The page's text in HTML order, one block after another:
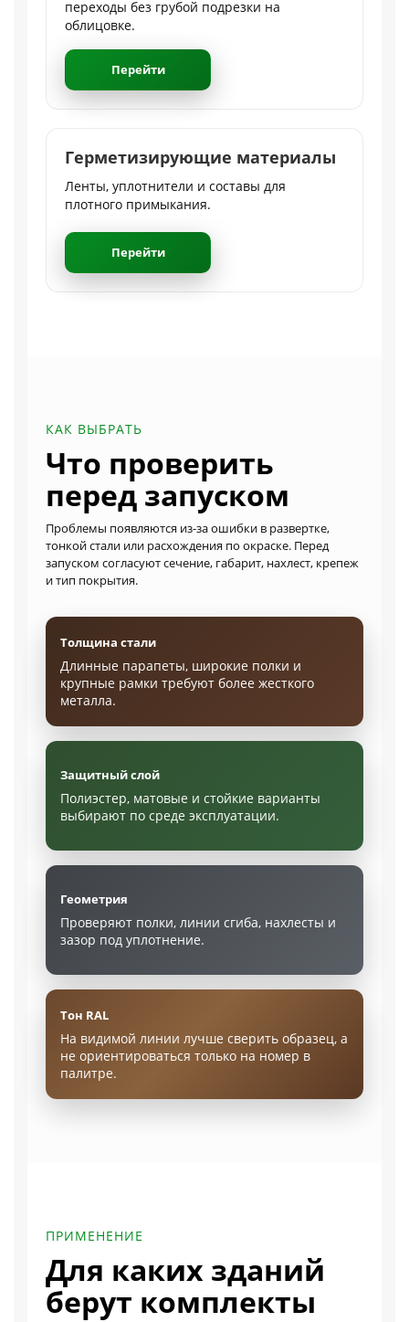
переходы без грубой подрезки на
облицовке.
Перейти
Герметизирующие материалы
Ленты, уплотнители и составы для
плотного примыкания.
Перейти
КАК ВЫБРАТЬ
Что проверить
перед запуском
Проблемы появляются из-за ошибки в развертке,
тонкой стали или расхождения по окраске. Перед
запуском согласуют сечение, габарит, нахлест, крепеж
и тип покрытия.
Толщина стали
Длинные парапеты, широкие полки и
крупные рамки требуют более жесткого
металла.
Защитный слой
Полиэстер, матовые и стойкие варианты
выбирают по среде эксплуатации.
Геометрия
Проверяют полки, линии сгиба, нахлесты и
зазор под уплотнение.
Тон RAL
На видимой линии лучше сверить образец, а
не ориентироваться только на номер в
палитре.
ПРИМЕНЕНИЕ
Для каких зданий
берут комплекты